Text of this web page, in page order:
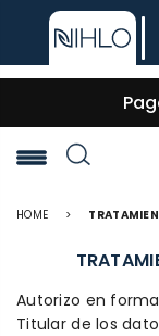
🚚
HOME >
Autorizo en
Titular de los